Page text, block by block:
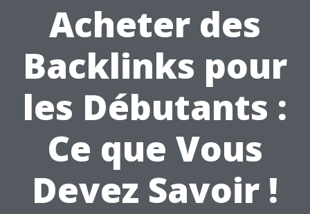
Acheter des
Backlinks pour
les Débutants :
Ce que Vous
Devez Savoir !